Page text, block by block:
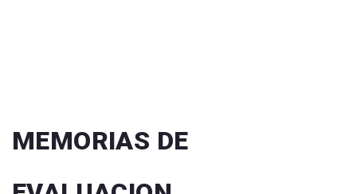
MEMORIAS DE